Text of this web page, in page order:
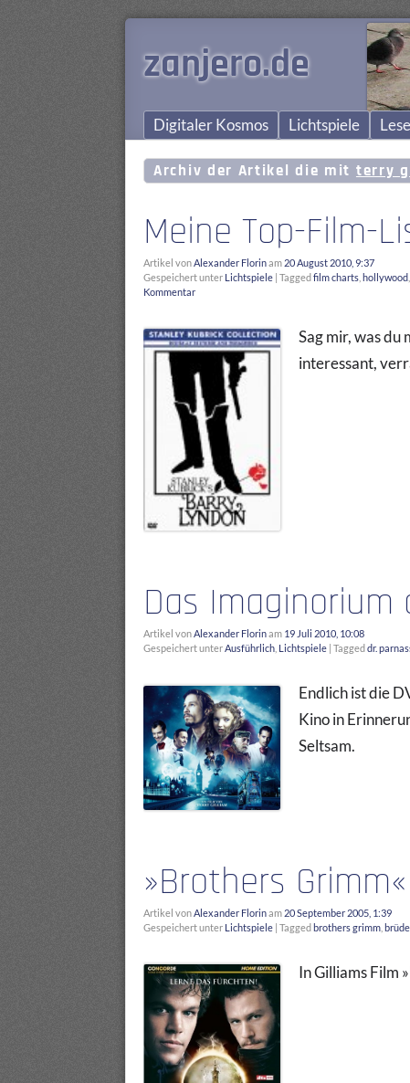
zanjero.de
Digitaler Kosmos Lichtspiele
Archiv der Artikel die mit terry
Meine Top-Film-
Artikel vonAlexander Florinam 20 August 2010, 9:37
Gespeichert unter Lichtspiele | Taggedfilm charts hollywood
Kommentar
Sag mir, was du
interessant,
Das Imaginorium
Artikel vonAlexander Florinam 19 Juli 2010, 10:08
Gespeichert unterAusführlich Lichtspiele Tagged dr.
Endlich ist die
Kino in
Seltsam.
»Brothers
Artikel vonAlexander Florinam 20 September 2005, 1:39
Gespeichert unter Lichtspiele Tagged brothers grimm
In Gilliams Film